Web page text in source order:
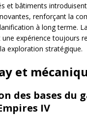
et bâtiments
renforçant la
à long terme.
expérience toujours
exploration stratégique.
et
des bases du
IV